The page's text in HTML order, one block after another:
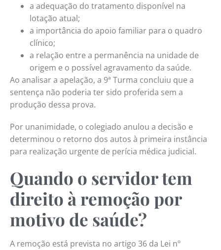
a adequação do tratamento disponível na
lotação atual;
a importância do apoio familiar para o quadro
clínico;
a relação entre a permanência na unidade de
origem e o possível agravamento da saúde.
Ao analisar a apelação, a 9ª Turma concluiu que a
sentença não poderia ter sido proferida sem a
produção dessa prova.
Por unanimidade, o colegiado anulou a decisão e
determinou o retorno dos autos à primeira instância
para realização urgente de perícia médica judicial.
Quando o servidor tem
direito à remoção por
motivo de saúde?
A remoção está prevista no artigo 36 da Lei nº